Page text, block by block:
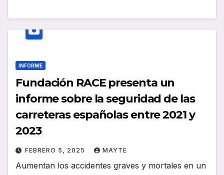
INFORME
Fundación RACE presenta un
informe sobre la seguridad de las
carreteras españolas entre 2021 y
2023
FEBRERO 5, 2025 MAYTE
Aumentan los accidentes graves y mortales en un